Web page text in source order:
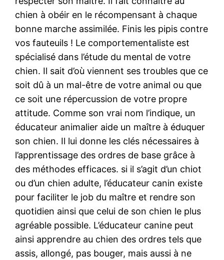
chien à obéir en le récompensant à chaque
bonne marche assimilée. Finis les pipis contre
vos fauteuils ! Le comportementaliste est
spécialisé dans l’étude du mental de votre
chien. Il sait d’où viennent ses troubles que ce
soit dû à un mal-être de votre animal ou que
ce soit une répercussion de votre propre
attitude. Comme son vrai nom l’indique, un
éducateur animalier aide un maître à éduquer
son chien. Il lui donne les clés nécessaires à
l’apprentissage des ordres de base grâce à
des méthodes efficaces. si il s’agit d’un chiot
ou d’un chien adulte, l’éducateur canin existe
pour faciliter le job du maître et rendre son
quotidien ainsi que celui de son chien le plus
agréable possible. L’éducateur canine peut
ainsi apprendre au chien des ordres tels que
assis, allongé, pas bouger, mais aussi à ne